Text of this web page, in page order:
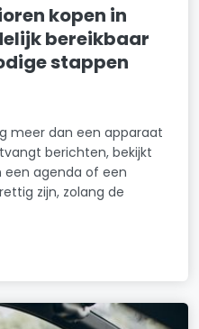
kopen in
bereikbaar
stappen
meer dan een apparaat
berichten, bekijkt
een agenda of een
zijn, zolang de